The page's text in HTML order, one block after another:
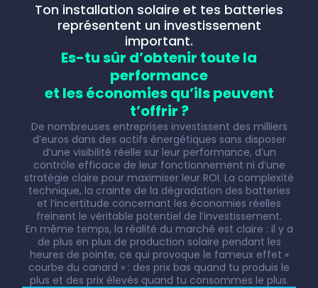
Ton installation solaire et tes batteries
représentent un investissement
important.
Es-tu sûr d’obtenir toute la
performance
et les économies qu’ils peuvent
t’offrir ?
De nombreuses entreprises investissent des milliers
d’euros dans des actifs énergétiques sans disposer
d’une visibilité réelle sur leur performance, d’un
contrôle efficace de leur fonctionnement ni d’une
stratégie claire pour maximiser leur ROI. La complexité
technique, la crainte de la dégradation des batteries
et l’incertitude concernant les économies réelles
freinent le véritable potentiel de l’investissement.
En même temps, la réalité du marché est claire : il y a
de plus en plus de production solaire pendant les
heures de pointe, ce qui provoque le fameux effet «
courbe du canard » : des prix bas quand tu produis le
plus et des prix élevés quand tu consommes le plus.